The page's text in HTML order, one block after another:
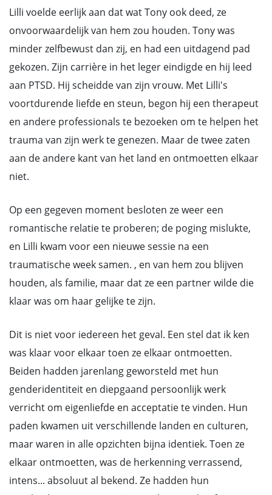
Lilli voelde eerlijk aan dat wat Tony ook deed, ze
onvoorwaardelijk van hem zou houden. Tony was
minder zelfbewust dan zij, en had een uitdagend pad
gekozen. Zijn carrière in het leger eindigde en hij leed
aan PTSD. Hij scheidde van zijn vrouw. Met Lilli's
voortdurende liefde en steun, begon hij een therapeut
en andere professionals te bezoeken om te helpen het
trauma van zijn werk te genezen. Maar de twee zaten
aan de andere kant van het land en ontmoetten elkaar
niet.
Op een gegeven moment besloten ze weer een
romantische relatie te proberen; de poging mislukte,
en Lilli kwam voor een nieuwe sessie na een
traumatische week samen. , en van hem zou blijven
houden, als familie, maar dat ze een partner wilde die
klaar was om haar gelijke te zijn.
Dit is niet voor iedereen het geval. Een stel dat ik ken
was klaar voor elkaar toen ze elkaar ontmoetten.
Beiden hadden jarenlang geworsteld met hun
genderidentiteit en diepgaand persoonlijk werk
verricht om eigenliefde en acceptatie te vinden. Hun
paden kwamen uit verschillende landen en culturen,
maar waren in alle opzichten bijna identiek. Toen ze
elkaar ontmoetten, was de herkenning verrassend,
intens... absoluut al bekend. Ze hadden hun